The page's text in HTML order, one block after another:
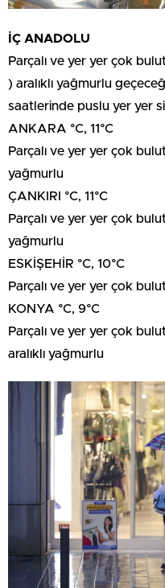
İÇ ANADOLU
Parçalı ve yer yer çok
) aralıklı yağmurlu
saatlerinde puslu yer yer
ANKARA °C, 11°C
Parçalı ve yer yer çok
yağmurlu
ÇANKIRI °C, 11°C
Parçalı ve yer yer çok
yağmurlu
ESKİŞEHİR °C, 10°C
Parçalı ve yer yer çok
KONYA °C, 9°C
Parçalı ve yer yer çok
aralıklı yağmurlu